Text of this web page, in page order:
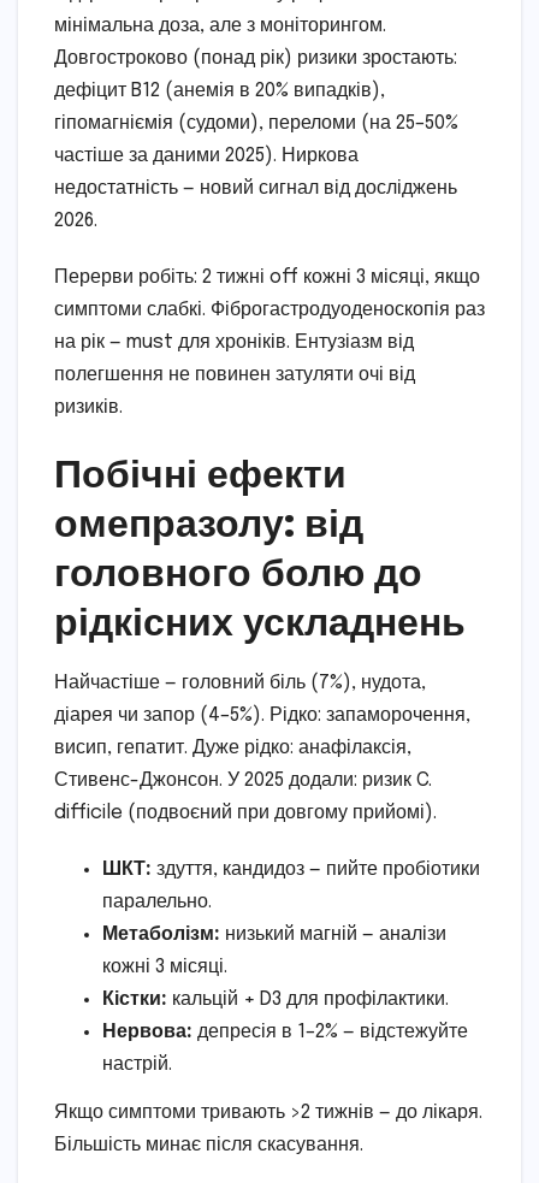
мінімальна доза, але з моніторингом.
Довгостроково (понад рік) ризики зростають:
дефіцит B12 (анемія в 20% випадків),
гіпомагніємія (судоми), переломи (на 25–50%
частіше за даними 2025). Ниркова
недостатність — новий сигнал від досліджень
2026.
Перерви робіть: 2 тижні off кожні 3 місяці, якщо
симптоми слабкі. Фіброгастродуоденоскопія раз
на рік — must для хроніків. Ентузіазм від
полегшення не повинен затуляти очі від
ризиків.
Побічні ефекти
омепразолу: від
головного болю до
рідкісних ускладнень
Найчастіше — головний біль (7%), нудота,
діарея чи запор (4–5%). Рідко: запаморочення,
висип, гепатит. Дуже рідко: анафілаксія,
Стивенс-Джонсон. У 2025 додали: ризик C.
difficile (подвоєний при довгому прийомі).
ШКТ: здуття, кандидоз — пийте пробіотики
паралельно.
Метаболізм: низький магній — аналізи
кожні 3 місяці.
Кістки: кальцій + D3 для профілактики.
Нервова: депресія в 1–2% — відстежуйте
настрій.
Якщо симптоми тривають >2 тижнів — до лікаря.
Більшість минає після скасування.